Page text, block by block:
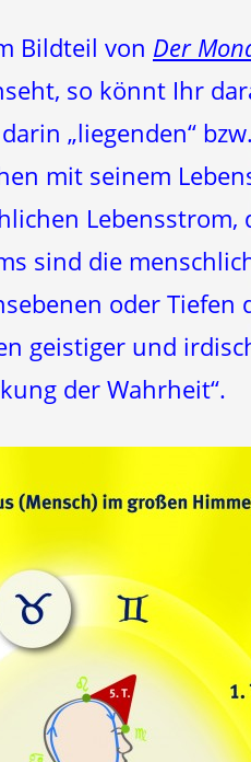
Bildteil von Der
so könnt Ihr
„liegenden“
mit seinem
sind die
oder Tiefen
geistiger und
der Wahrheit“.